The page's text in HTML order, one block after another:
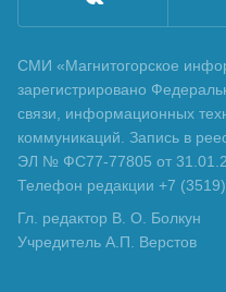
СМИ «Магнитогорское
зарегистрировано
связи, информационных
коммуникаций. Запись в
ЭЛ № ФС77-77805 от
Телефон редакции +7
Гл. редактор В. О. Болкун
Учредитель А.П. Верстов